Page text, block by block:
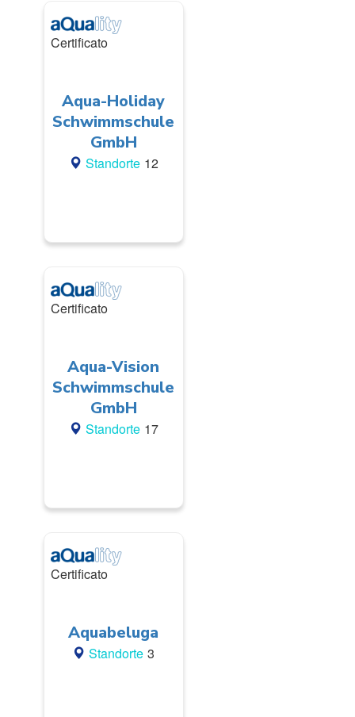
Certificato
Aqua-Holiday
Schwimmschule
GmbH
Standorte 12
Certificato
Aqua-Vision
Schwimmschule
GmbH
Standorte 17
Certificato
Aquabeluga
Standorte 3